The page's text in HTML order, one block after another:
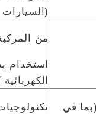
(السيارات
من
استخدام
في